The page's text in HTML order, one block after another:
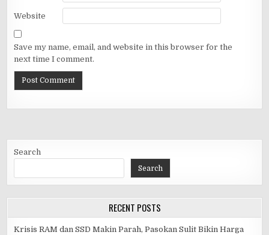
Website
Save my name, email, and website in this browser for the
next time I comment.
Search
Search
RECENT POSTS
Krisis RAM dan SSD Makin Parah, Pasokan Sulit Bikin Harga